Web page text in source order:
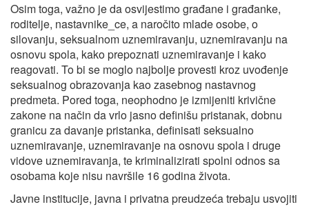
Osim toga, važno je da osvijestimo građane i građanke,
roditelje, nastavnike_ce, a naročito mlade osobe, o
silovanju, seksualnom uznemiravanju, uznemiravanju na
osnovu spola, kako prepoznati uznemiravanje i kako
reagovati. To bi se moglo najbolje provesti kroz uvođenje
seksualnog obrazovanja kao zasebnog nastavnog
predmeta. Pored toga, neophodno je izmijeniti krivične
zakone na način da vrlo jasno definišu pristanak, dobnu
granicu za davanje pristanka, definisati seksualno
uznemiravanje, uznemiravanje na osnovu spola i druge
vidove uznemiravanja, te kriminalizirati spolni odnos sa
osobama koje nisu navršile 16 godina života.
Javne institucije, javna i privatna preudzeća trebaju usvojiti